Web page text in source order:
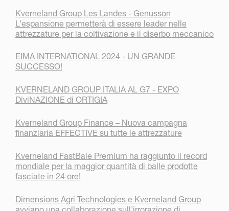
Kverneland Group Les Landes - Genusson
L’espansione permetterà di essere leader nelle
attrezzature per la coltivazione e il diserbo meccanico
EIMA INTERNATIONAL 2024 - UN GRANDE
SUCCESSO!
KVERNELAND GROUP ITALIA AL G7 - EXPO
DiviNAZIONE di ORTIGIA
Kverneland Group Finance – Nuova campagna
finanziaria EFFECTIVE su tutte le attrezzature
Kverneland FastBale Premium ha raggiunto il record
mondiale per la maggior quantità di balle prodotte
fasciate in 24 ore!
Dimensions Agri Technologies e Kverneland Group